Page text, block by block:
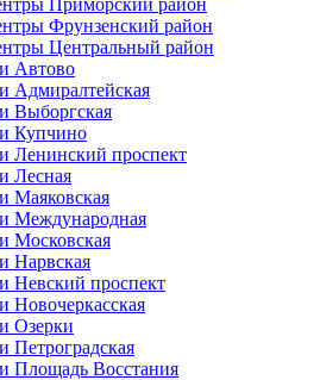
Фрунзенский район
Центральный район
Автово
Адмиралтейская
Выборгская
Купчино
Ленинский проспект
Лесная
Маяковская
Международная
Московская
Нарвская
Невский проспект
Новочеркасская
Озерки
Петроградская
Площадь Восстания